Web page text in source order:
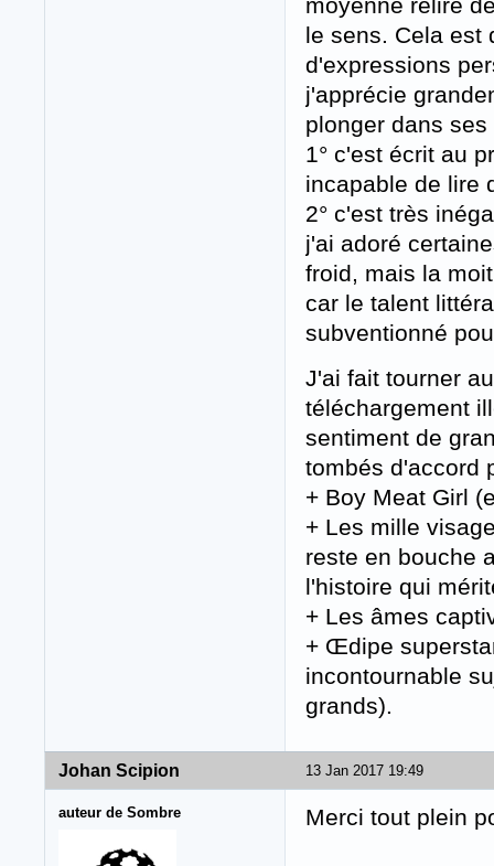
le sens. Cela est
d'expressions
j'apprécie
plonger dans
1° c'est écrit au
incapable de lire
2° c'est très
j'ai adoré
froid, mais la
car le talent
subventionné
J'ai fait tourner
téléchargement
sentiment de
tombés d'accord
+ Boy Meat Girl
+ Les mille
reste en bouche
l'histoire qui
+ Les âmes
+ Œdipe
incontournable
grands).
13 Jan 2017 19:49
Johan Scipion
auteur de Sombre Merci tout plein